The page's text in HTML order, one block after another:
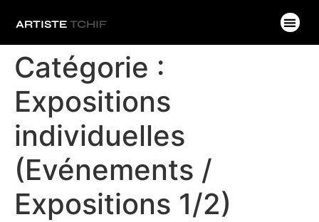
ARTISTE TCHIF
Catégorie :
Expositions
individuelles
(Evénements /
Expositions 1/2)